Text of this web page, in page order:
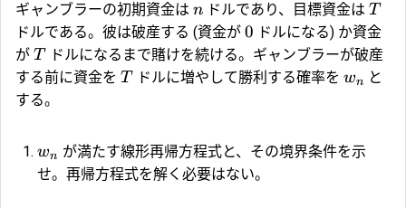
ギャンブラーの初期資金は n ドルであり、目標資金は T
ドルである。彼は破産する (資金が 0 ドルになる) か資金
が T ドルになるまで賭けを続ける。ギャンブラーが破産
する前に資金を T ドルに増やして勝利する確率を wn
と
する。
wn が満たす線形再帰方程式と、その境界条件を示
せ。再帰方程式を解く必要はない。